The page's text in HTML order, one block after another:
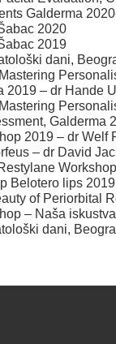
Galderma
2020
2019
dani,
2019 – dr Hande
Galderma
2019 – dr Welf
– dr David
Belotero lips 2019
of Periorbital
– Naša
dani,